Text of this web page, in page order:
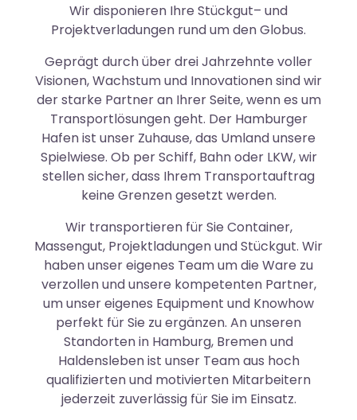
Wir disponieren Ihre Stückgut– und
Projektverladungen rund um den Globus.
Geprägt durch über drei Jahrzehnte voller
Visionen, Wachstum und Innovationen sind wir
der starke Partner an Ihrer Seite, wenn es um
Transportlösungen geht. Der Hamburger
Hafen ist unser Zuhause, das Umland unsere
Spielwiese. Ob per Schiff, Bahn oder LKW, wir
stellen sicher, dass Ihrem Transportauftrag
keine Grenzen gesetzt werden.
Wir transportieren für Sie Container,
Massengut, Projektladungen und Stückgut. Wir
haben unser eigenes Team um die Ware zu
verzollen und unsere kompetenten Partner,
um unser eigenes Equipment und Knowhow
perfekt für Sie zu ergänzen. An unseren
Standorten in Hamburg, Bremen und
Haldensleben ist unser Team aus hoch
qualifizierten und motivierten Mitarbeitern
jederzeit zuverlässig für Sie im Einsatz.